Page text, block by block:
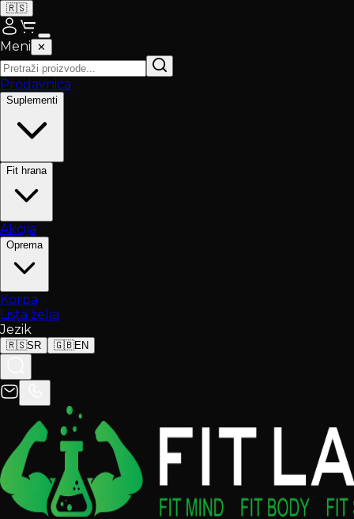
🇷🇸
Meni ✕
Prodavnica
Suplementi
Fit hrana
Akcija
Oprema
Korpa
Lista želja
Jezik
🇷🇸SR 🇬🇧EN